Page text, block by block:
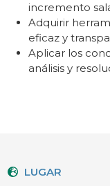
incremento
Adquirir
eficaz y
Aplicar los
análisis y
LUGAR